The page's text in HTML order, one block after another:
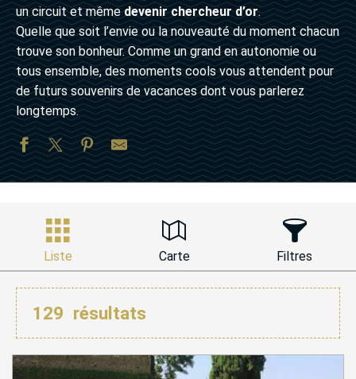
un circuit et mêmedevenir chercheur d’or.
Quelle que soit l’envie ou la nouveauté du moment chacun
trouve son bonheur. Comme un grand en autonomie ou
tous ensemble, des moments cools vous attendent pour
de futurs souvenirs de vacances dont vous parlerez
longtemps.
Liste Carte Filtres
129 résultats